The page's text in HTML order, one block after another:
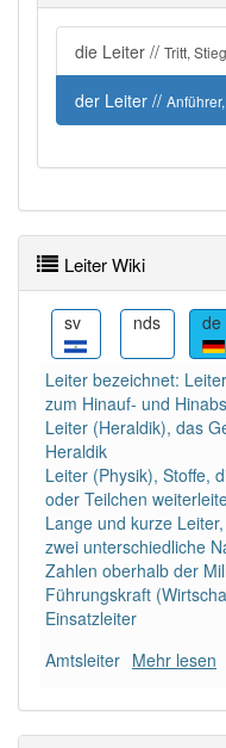
PowerIndex: 69
Häufigkeit: 8 von 10
Wörter mit Endung-
Artikel: 61
93% unserer
korrekt erraten.
die Leiter // Tritt,
der Leiter //
Leiter Wiki
sv nds de
Leiter bezeichnet:
zum Hinauf- und
Leiter (Heraldik), das
Heraldik
Leiter (Physik), Stoffe,
oder Teilchen
Lange und kurze
zwei unterschiedliche
Zahlen oberhalb der
Führungskraft
Einsatzleiter
Amtsleiter Mehr lesen